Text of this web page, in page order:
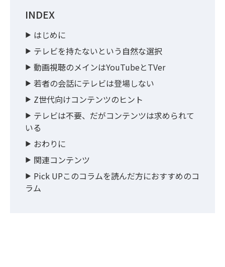
INDEX
はじめに
テレビを持たないという自然な選択
動画視聴のメインはYouTubeとTVer
若者の会話にテレビは登場しない
Z世代向けコンテンツのヒント
テレビは不要、だがコンテンツは求められて
いる
おわりに
関連コンテンツ
Pick UPこのコラムを読んだ方におすすめのコ
ラム